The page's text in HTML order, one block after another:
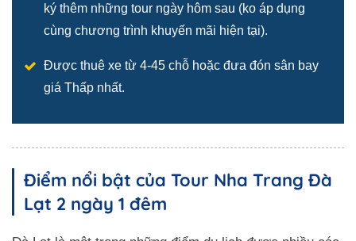
ký thêm những tour ngày hôm sau (ko áp dụng
cùng chương trình khuyến mãi hiện tại).
Được thuê xe từ 4-45 chỗ hoặc đưa đón sân bay
giá Thấp nhất.
Điểm nổi bật của Tour Nha Trang Đà
Lạt 2 ngày 1 đêm